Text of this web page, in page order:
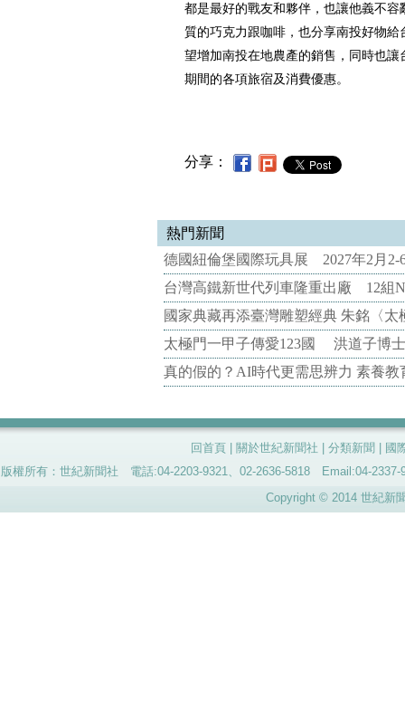
都是最好的戰友和夥伴，也讓他義不
質的巧克力跟咖啡，也分享南投好物
望增加南投在地農產的銷售，同時也
期間的各項旅宿及消費優惠。
分享：
熱門新聞
德國紐倫堡國際玩具展 2027年2月2-
台灣高鐵新世代列車隆重出廠 12組
國家典藏再添臺灣雕塑經典 朱銘〈
太極門一甲子傳愛123國 洪道子博
真的假的？AI時代更需思辨力 素養
回首頁 關於世紀新聞社 分類新聞
國
版權所有：世紀新聞社 電話:04-2203-9321、02-2636-5818 Email:04-
Copyright © 2014 世紀新